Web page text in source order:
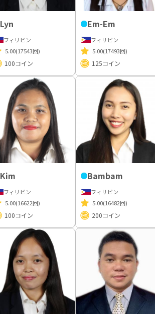
Lyn
フィリピン
5.00(17543回)
100コイン
Em-Em
フィリピン
5.00(17493回)
125コイン
Kim
フィリピン
5.00(16622回)
100コイン
Bambam
フィリピン
5.00(16482回)
200コイン